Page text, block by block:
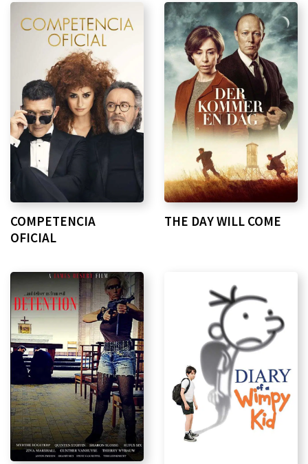
COMPETENCIA
OFICIAL
THE DAY WILL COME